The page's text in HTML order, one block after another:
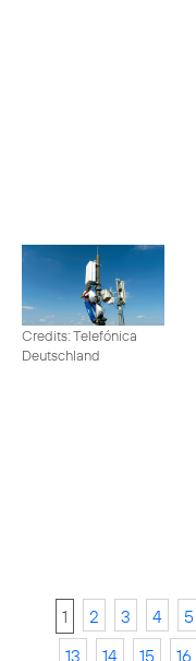
Credits: Telefónica
Deutschland
1 2 3 4 5
13
14 15 16